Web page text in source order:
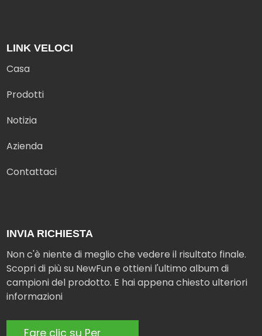
LINK VELOCI
Casa
Prodotti
Notizia
Azienda
Contattaci
INVIA RICHIESTA
Non c'è niente di meglio che vedere il risultato finale.
Scopri di più su NewFun e ottieni l'ultimo album di
campioni del prodotto. E hai appena chiesto ulteriori
informazioni
Fare clic su Per